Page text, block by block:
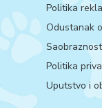
Politika
Odustanak
Politika
Uputstvo i